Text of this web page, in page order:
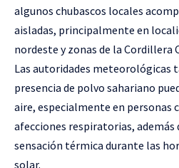
algunos chubascos locales
aisladas, principalmente en
nordeste y zonas de la Cordillera
Las autoridades meteorológicas
presencia de polvo sahariano
aire, especialmente en personas
afecciones respiratorias,
sensación térmica durante las
solar.